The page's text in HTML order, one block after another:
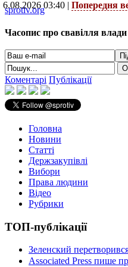
6.08.2026 03:40 | Попередня
sprotiv.org
Часопис про свавілля
Коментарі Публікації
Головна
Новини
Статті
Держзакупівлі
Вибори
Права людини
Відео
Рубрики
ТОП-публікації
Зеленский
Associated Press пише